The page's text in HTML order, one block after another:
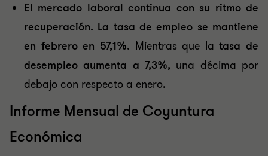
El mercado laboral continua con su ritmo de
recuperación. La tasa de empleo se mantiene
en febrero en 57,1%. Mientras que latasa de
desempleo aumenta a 7,3%, una décima por
debajo con respecto a enero.
Informe Mensual de Coyuntura
Económica